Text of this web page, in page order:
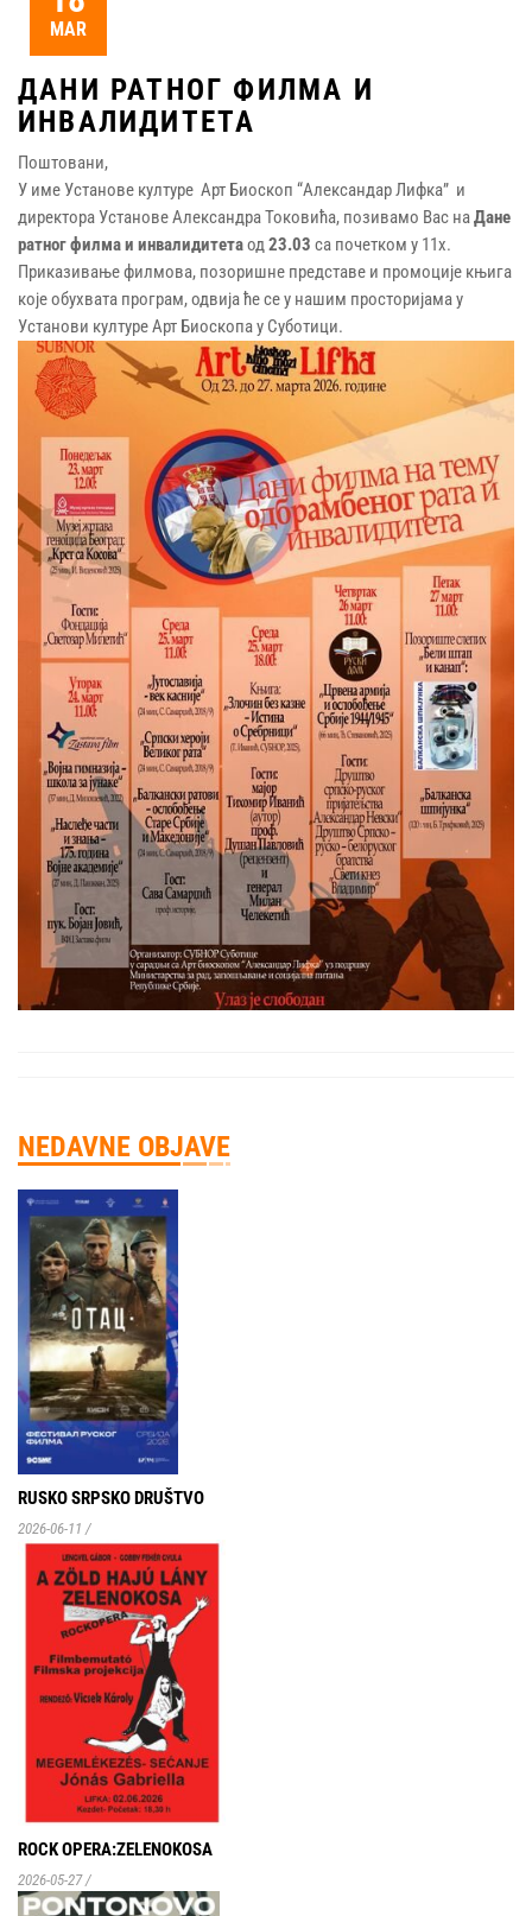
MAR
ДАНИ РАТНОГ ФИЛМА И
ИНВАЛИДИТЕТА
Поштовани,
У име Установе културе Арт Биоскоп “Александар Лифка” и
директора Установе Александра Токовића, позивамо Вас наДане
ратног филма и инвалидитетаод23.03 са почетком у 11х.
Приказивање филмова, позоришне представе и промоције књига
које обухвата програм, одвија ће се у нашим просторијама у
Установи културе Арт Биоскопа у Суботици.
NEDAVNE OBJAVE
RUSKO SRPSKO DRUŠTVO
2026-06-11 /
ROCK OPERA:ZELENOKOSA
2026-05-27 /